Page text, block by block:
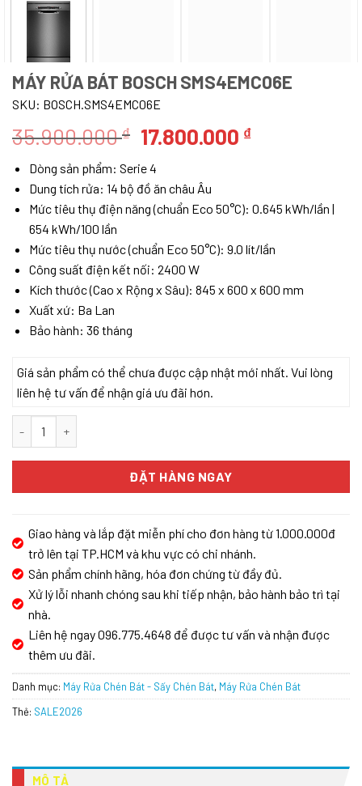
MÁY RỬA BÁT BOSCH SMS4EMC06E
SKU: BOSCH.SMS4EMC06E
35.900.000₫ Giá
là:
35.900.000 ₫.
17.800.000 ₫Giá
là:
17.800.000
Dòng sản phẩm: Serie 4
Dung tích rửa: 14 bộ đồ ăn châu Âu
Mức tiêu thụ điện năng (chuẩn Eco 50°C): 0.645 kWh/lần |
654 kWh/100 lần
Mức tiêu thụ nước (chuẩn Eco 50°C): 9.0 lít/lần
Công suất điện kết nối: 2400 W
Kích thước (Cao x Rộng x Sâu): 845 x 600 x 600 mm
Xuất xứ: Ba Lan
Bảo hành: 36 tháng
Giá sản phẩm có thể chưa được cập nhật mới nhất. Vui lòng
liên hệ tư vấn để nhận giá ưu đãi hơn.
ĐẶT HÀNG NGAY
Giao hàng và lắp đặt miễn phí cho đơn hàng từ 1.000.000đ
trở lên tại TP.HCM và khu vực có chi nhánh.
Sản phẩm chính hãng, hóa đơn chứng từ đầy đủ.
Xử lý lỗi nhanh chóng sau khi tiếp nhận, bảo hành bảo trì tại
nhà.
Liên hệ ngay 096.775.4648 để được tư vấn và nhận được
thêm ưu đãi.
Danh mục: Máy Rửa Chén Bát - Sấy Chén Bát, Máy Rửa Chén Bát
Thẻ: SALE2026
MÔ TẢ